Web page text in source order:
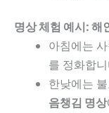
명상 체험 예시: 해
아침에는
를 정화합
한낮에는
음챙김 명상